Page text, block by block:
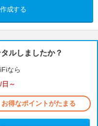
成する
ルしましたか？
なら
/日～
お得なポイントがたまる